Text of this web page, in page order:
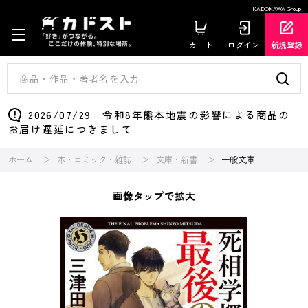
KADOKAWA Group
カート ログイン 新規登録
2026/07/29 令和8年熊本地震の影響による商品の
お届け遅延につきまして
ホーム 本・コミック・雑誌 文庫・新書 一般文庫
画像タップで拡大